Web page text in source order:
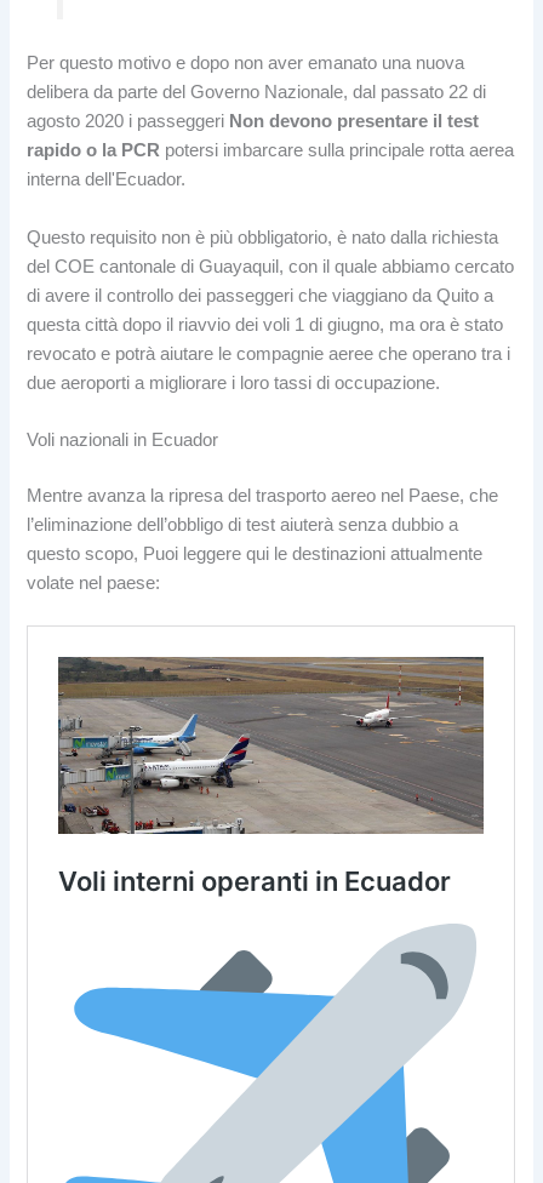
Per questo motivo e dopo non aver emanato una nuova
delibera da parte del Governo Nazionale, dal passato 22 di
agosto 2020 i passeggeri Non devono presentare il test
rapido o la PCR potersi imbarcare sulla principale rotta aerea
interna dell'Ecuador.
Questo requisito non è più obbligatorio, è nato dalla richiesta
del COE cantonale di Guayaquil, con il quale abbiamo cercato
di avere il controllo dei passeggeri che viaggiano da Quito a
questa città dopo il riavvio dei voli 1 di giugno, ma ora è stato
revocato e potrà aiutare le compagnie aeree che operano tra i
due aeroporti a migliorare i loro tassi di occupazione.
Voli nazionali in Ecuador
Mentre avanza la ripresa del trasporto aereo nel Paese, che
l’eliminazione dell’obbligo di test aiuterà senza dubbio a
questo scopo, Puoi leggere qui le destinazioni attualmente
volate nel paese: